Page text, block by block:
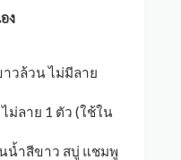
ง
วล้วน ไม่มีลาย
ม่ลาย 1 ตัว (ใช้ใน
น้ำสีขาว สบู่ แชมพู